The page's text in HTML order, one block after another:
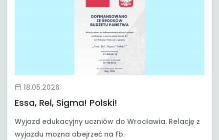
18.05.2026
Essa, Rel, Sigma! Polski!
Wyjazd edukacyjny uczniów do Wrocławia. Relację z
wyjazdu można obejrzeć na fb.